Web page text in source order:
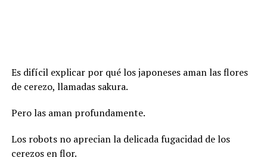
Es difícil explicar por qué los japoneses aman las flores
de cerezo, llamadas sakura.
Pero las aman profundamente.
Los robots no aprecian la delicada fugacidad de los
cerezos en flor.